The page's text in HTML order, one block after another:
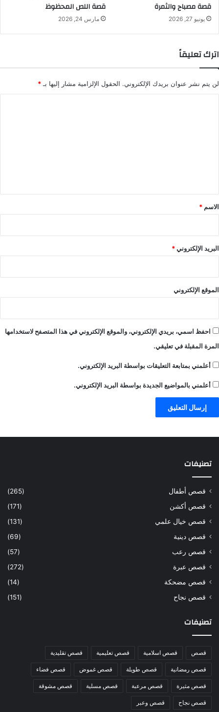
قصة مصباح والثمرة
يونيو 27, 2026
قصة اللص المحظوظ
مارس 24, 2026
اترك تعليقاً
لن يتم نشر عنوان بريدك الإلكتروني. الحقول الإلزامية مشار إليها بـ*
*
الاسم *
البريد الإلكتروني*
الموقع الإلكتروني
احفظ اسمي، بريدي الإلكتروني، والموقع الإلكتروني في هذا المتصفح لاستخدامها
المرة المقبلة في تعليقي.
أعلمني بمتابعة التعليقات بواسطة البريد الإلكتروني.
أعلمني بالمواضيع الجديدة بواسطة البريد الإلكتروني.
تصنيفات
قصص أطفال
(265)
قصص أكشن
(171)
قصص خيال علمي
(131)
قصص دينية
(69)
قصص رعب
(57)
قصص عبرة
(272)
قصص مضحكة
(14)
قصص نجاح
(151)
تصنيفات
قصص قصص اسلامية قصص تعليمية قصص تقليدية
قصص رمضانية قصص طويلة قصص غموض قصص فضاء
قصص مثيرة قصص مرعبة قصص مسلية قصص مشوقة
قصص نجاح قصص وعبر